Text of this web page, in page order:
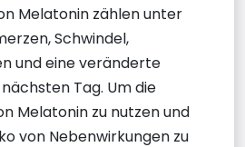
Melatonin zählen unter
Schwindel,
und eine veränderte
Tag. Um die
Melatonin zu nutzen und
von Nebenwirkungen zu